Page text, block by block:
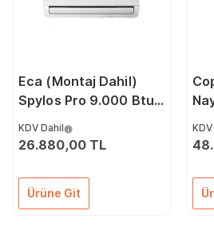
Eca (Montaj Dahil)
Spylos Pro 9.000 Btu
KDV Dahil
26.880,00 TL
Ürüne Git